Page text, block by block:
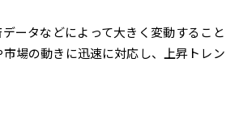
ータなどによって大きく変動すること
場の動きに迅速に対応し、上昇トレン